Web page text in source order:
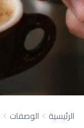
الرئيسية الوصفات